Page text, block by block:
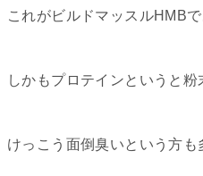
これがビルドマッスルHMB
しかもプロテインというと
けっこう面倒臭いという方も